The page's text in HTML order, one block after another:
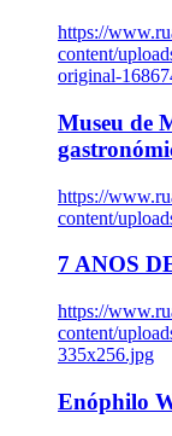
https://
content/
original-
Museu de
https://
content/
7 ANOS
https://
content/
335x256.jpg
Enóphilo